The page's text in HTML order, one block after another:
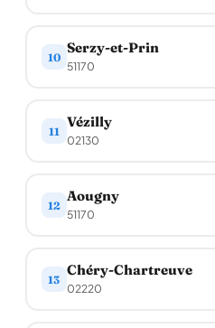
10
Serzy-et-Prin
51170
11
Vézilly
02130
12
Aougny
51170
13
Chéry-Chartreuve
02220